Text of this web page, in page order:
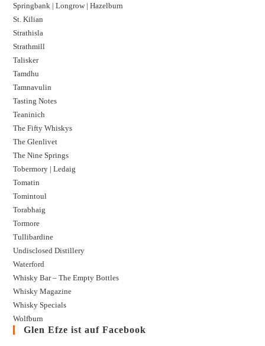
Springbank | Longrow | Hazelburn
St. Kilian
Strathisla
Strathmill
Talisker
Tamdhu
Tamnavulin
Tasting Notes
Teaninich
The Fifty Whiskys
The Glenlivet
The Nine Springs
Tobermory | Ledaig
Tomatin
Tomintoul
Torabhaig
Tormore
Tullibardine
Undisclosed Distillery
Waterford
Whisky Bar – The Empty Bottles
Whisky Magazine
Whisky Specials
Wolfburn
Glen Efze ist auf Facebook